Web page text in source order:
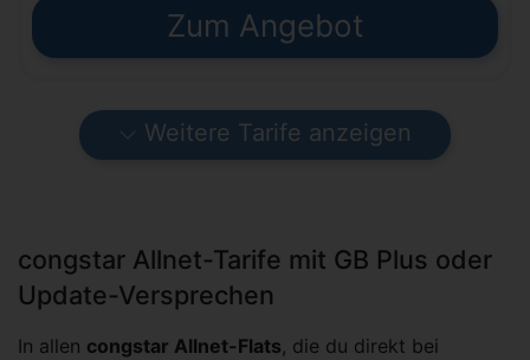
Zum Angebot
Weitere Tarife anzeigen
congstar Allnet-Tarife mit GB Plus oder
Update-Versprechen
In allen congstar Allnet-Flats, die du direkt bei